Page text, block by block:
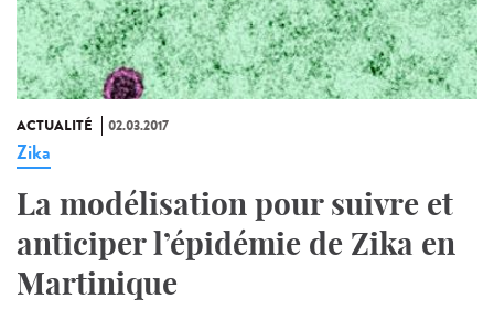
ACTUALITÉ 02.03.2017
Zika
La modélisation pour suivre et
anticiper l’épidémie de Zika en
Martinique